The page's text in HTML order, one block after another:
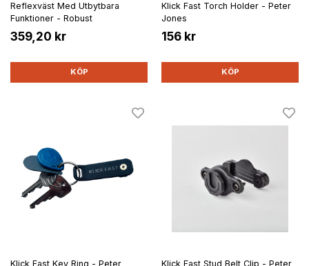
Reflexväst Med Utbytbara
Funktioner - Robust
359,20 kr
KÖP
Klick Fast Torch Holder - Peter
Jones
156 kr
KÖP
Klick Fast Key Ring - Peter
Klick Fast Stud Belt Clip - Peter